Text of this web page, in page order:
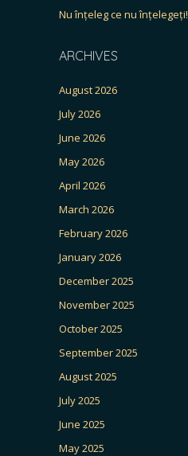
Nu înțeleg ce nu înțelegeți!
ARCHIVES
August 2026
July 2026
June 2026
May 2026
April 2026
March 2026
February 2026
January 2026
December 2025
November 2025
October 2025
September 2025
August 2025
July 2025
June 2025
May 2025